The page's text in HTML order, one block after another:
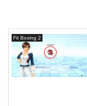
Fit Boxing 2